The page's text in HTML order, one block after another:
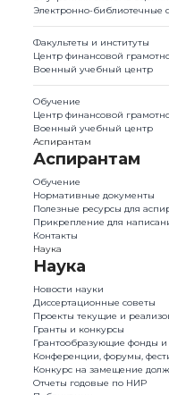
Электронно-библиотечные
Факультеты и институты
Центр финансовой
Военный учебный центр
Обучение
Центр финансовой
Военный учебный центр
Аспирантам
Аспирантам
Обучение
Нормативные документы
Полезные ресурсы для
Прикрепление для
Контакты
Наука
Наука
Новости науки
Диссертационные советы
Проекты текущие и
Гранты и конкурсы
Грантообразующие фонды и
Конференции, форумы,
Конкурс на замещение
Отчеты годовые по НИР